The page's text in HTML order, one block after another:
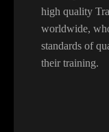
high quality
worldwide,
standards of
their training.